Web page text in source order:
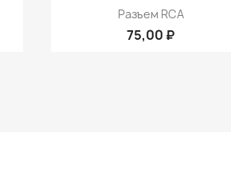
Быстрый просмотр
Разъем RCA
75,00 ₽